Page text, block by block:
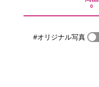
0
#オリジナル写真